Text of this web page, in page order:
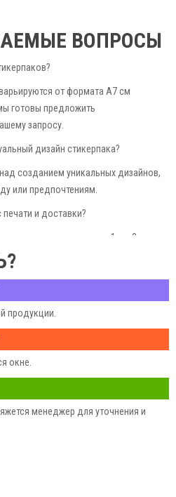
ВОПРОСЫ
от формата А7 см
готовы предложить
запросу.
дизайн стикерпака?
созданием уникальных дизайнов,
или предпочтениям.
и доставки?
занимает от 1 до 3
заказа и количества
количества?
крупные заказы. Свяжитесь с нами
предложения.
подходят для стикерпаков?
материалы, а именно
и виниловой пленке. Они
и сохранения яркости
продукции.
окне.
менеджер для уточнения и